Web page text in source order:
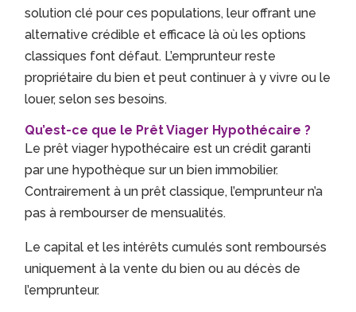
solution clé pour ces populations, leur offrant une
alternative crédible et efficace là où les options
classiques font défaut. L’emprunteur reste
propriétaire du bien et peut continuer à y vivre ou le
louer, selon ses besoins.
Qu’est-ce que le Prêt Viager Hypothécaire ?
Le prêt viager hypothécaire est un crédit garanti
par une hypothèque sur un bien immobilier.
Contrairement à un prêt classique, l’emprunteur n’a
pas à rembourser de mensualités.
Le capital et les intérêts cumulés sont remboursés
uniquement à la vente du bien ou au décès de
l’emprunteur.